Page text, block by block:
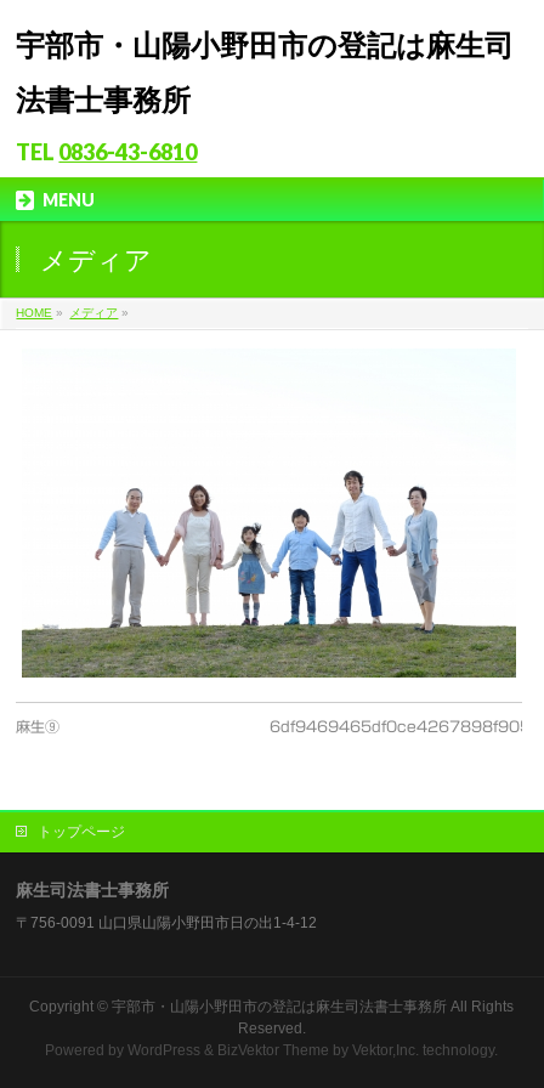
宇部市・山陽小野田市の登記は麻生司
法書士事務所
TEL 0836-43-6810
MENU
メディア
HOME » メディア »
麻生⑨
トップページ
麻生司法書士事務所
〒756-0091 山口県山陽小野田市日の出1-4-12
Copyright ©宇部市・山陽小野田市の登記は麻生司法書士事務所 All Rights
Reserved.
Powered byWordPress & BizVektor Theme by Vektor,Inc. technology.